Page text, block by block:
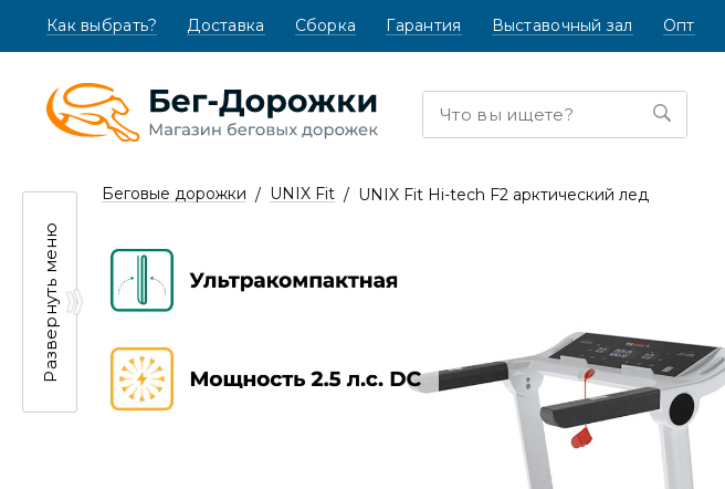
Как выбрать? (текущая)
Доставка Сборка Гарантия Выставочный зал Опт
Развернуть меню
Беговые дорожки UNIX Fit UNIX Fit Hi-tech F2 арктический лед